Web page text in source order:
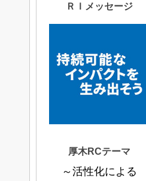
ＲＩメッセージ
厚木RCテーマ
～活性化による